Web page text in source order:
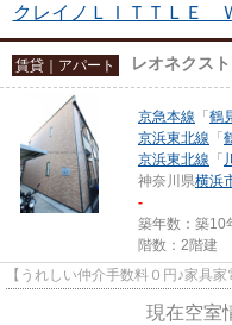
クレイノＬＩＴＴＬＥ
賃貸｜アパート レオネクス
京急本線 「 鶴
京浜東北線 「
京浜東北線 「
神奈川県横浜
-
築年数：築10
階数：2階建
【うれしい仲介手数料０円♪家具家
現在空室